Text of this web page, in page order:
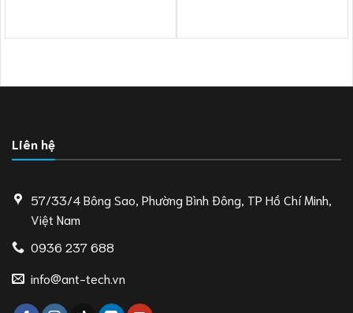
Liên hệ
57/33/4 Bông Sao, Phường Bình Đông, TP Hồ Chí Minh,
Việt Nam
0936 237 688
info@ant-tech.vn